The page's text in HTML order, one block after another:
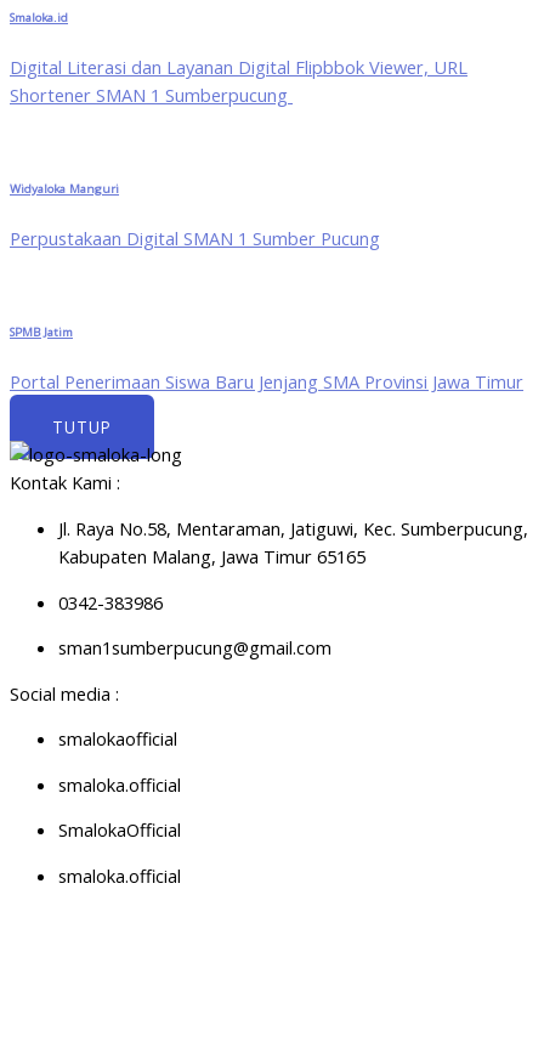
Smaloka.id
Digital Literasi dan Layanan Digital Flipbbok Viewer, URL
Shortener SMAN 1 Sumberpucung
Widyaloka Manguri
Perpustakaan Digital SMAN 1 Sumber Pucung
SPMB Jatim
Portal Penerimaan Siswa Baru Jenjang SMA Provinsi Jawa Timur
TUTUP
Kontak Kami :
Jl. Raya No.58, Mentaraman, Jatiguwi, Kec. Sumberpucung,
Kabupaten Malang, Jawa Timur 65165
0342-383986
sman1sumberpucung@gmail.com
Social media :
smalokaofficial
smaloka.official
SmalokaOfficial
smaloka.official